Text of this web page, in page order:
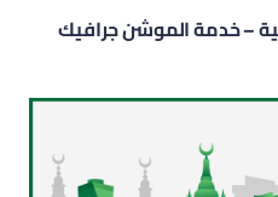
– خدمة الموشن جرافيك